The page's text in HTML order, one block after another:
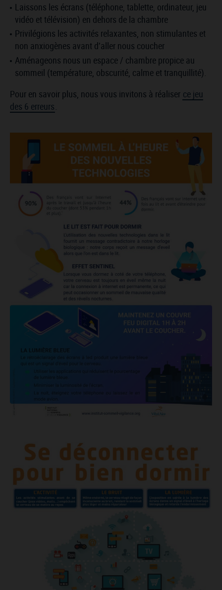
Laissons les écrans (téléphone, tablette, ordinateur, jeu
vidéo et télévision) en dehors de la chambre
Privilégions les activités relaxantes, non stimulantes et
non anxiogènes avant d’aller nous coucher
Aménageons nous un espace / chambre propice au
sommeil (température, obscurité, calme et tranquillité).
Pour en savoir plus, nous vous invitons à réaliser ce jeu
des 6 erreurs.